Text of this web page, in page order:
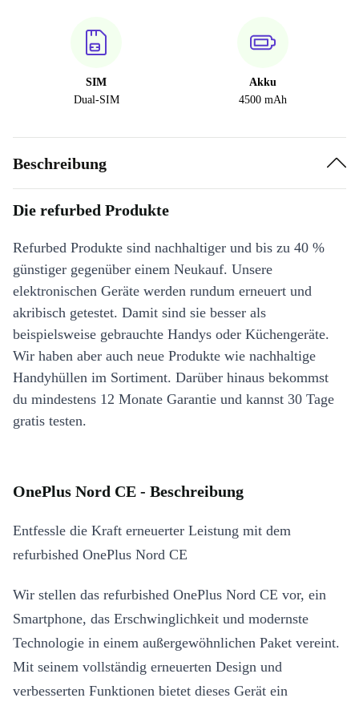
SIM
Dual-SIM
Akku
4500 mAh
Beschreibung
Die refurbed Produkte
Refurbed Produkte sind nachhaltiger und bis zu 40 %
günstiger gegenüber einem Neukauf. Unsere
elektronischen Geräte werden rundum erneuert und
akribisch getestet. Damit sind sie besser als
beispielsweise gebrauchte Handys oder Küchengeräte.
Wir haben aber auch neue Produkte wie nachhaltige
Handyhüllen im Sortiment. Darüber hinaus bekommst
du mindestens 12 Monate Garantie und kannst 30 Tage
gratis testen.
OnePlus Nord CE - Beschreibung
Entfessle die Kraft erneuerter Leistung mit dem
refurbished OnePlus Nord CE
Wir stellen das refurbished OnePlus Nord CE vor, ein
Smartphone, das Erschwinglichkeit und modernste
Technologie in einem außergewöhnlichen Paket vereint.
Mit seinem vollständig erneuerten Design und
verbesserten Funktionen bietet dieses Gerät ein